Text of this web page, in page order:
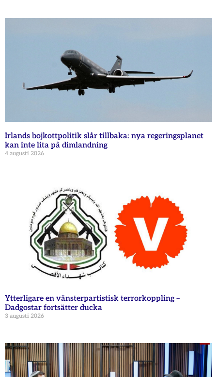
Irlands bojkottpolitik slår tillbaka: nya regeringsplanet
kan inte lita på dimlandning
4 augusti 2026
Ytterligare en vänsterpartistisk terrorkoppling –
Dadgostar fortsätter ducka
3 augusti 2026